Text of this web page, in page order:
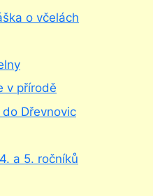
o včelách
v přírodě
Dřevnovic
a 5. ročníků